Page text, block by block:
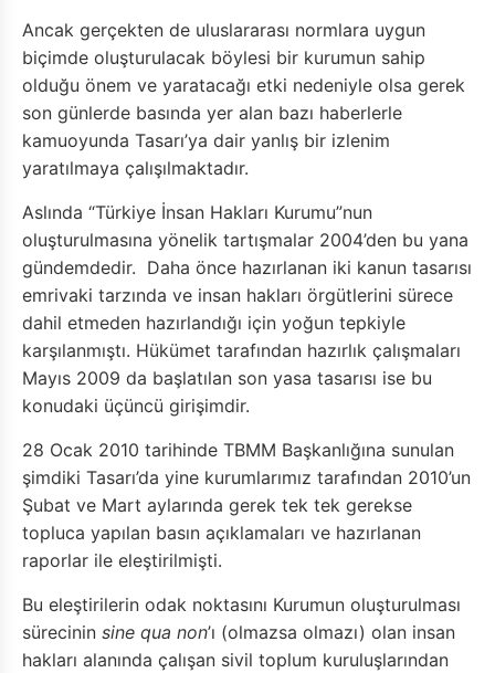
Ancak gerçekten de uluslararası normlara uygun
biçimde oluşturulacak böylesi bir kurumun sahip
olduğu önem ve yaratacağı etki nedeniyle olsa gerek
son günlerde basında yer alan bazı haberlerle
kamuoyunda Tasarı’ya dair yanlış bir izlenim
yaratılmaya çalışılmaktadır.
Aslında “Türkiye İnsan Hakları Kurumu”nun
oluşturulmasına yönelik tartışmalar 2004’den bu yana
gündemdedir. Daha önce hazırlanan iki kanun tasarısı
emrivaki tarzında ve insan hakları örgütlerini sürece
dahil etmeden hazırlandığı için yoğun tepkiyle
karşılanmıştı. Hükümet tarafından hazırlık çalışmaları
Mayıs 2009 da başlatılan son yasa tasarısı ise bu
konudaki üçüncü girişimdir.
28 Ocak 2010 tarihinde TBMM Başkanlığına sunulan
şimdiki Tasarı’da yine kurumlarımız tarafından 2010’un
Şubat ve Mart aylarında gerek tek tek gerekse
topluca yapılan basın açıklamaları ve hazırlanan
raporlar ile eleştirilmişti.
Bu eleştirilerin odak noktasını Kurumun oluşturulması
sürecinin sine qua non’ı (olmazsa olmazı) olan insan
hakları alanında çalışan sivil toplum kuruluşlarından